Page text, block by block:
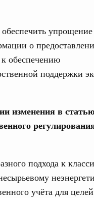
упрощение
о
обеспечению
поддержки
изменения в
подхода к
учёта для
область
С
Для
Архив